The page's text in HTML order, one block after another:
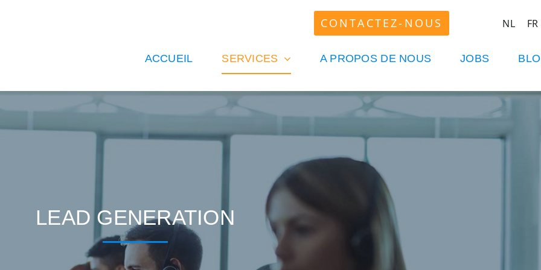
CONTACTEZ-NOUS NL FR
ACCUEIL SERVICES A PROPOS DE NOUS JOBS
LEAD GENERATION